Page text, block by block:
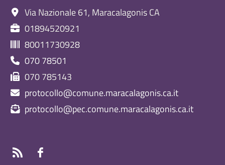
Via Nazionale 61, Maracalagonis CA
01894520921
80011730928
070 78501
070 785143
protocollo@comune.maracalagonis.ca.it
protocollo@pec.comune.maracalagonis.ca.it